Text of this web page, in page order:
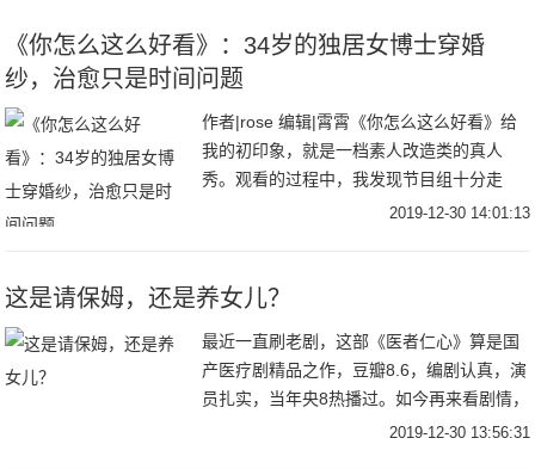
《你怎么这么好看》：34岁的独居女博士穿婚
纱，治愈只是时间问题
作者|rose 编辑|霄霄《你怎么这么好看》给
我的初印象，就是一档素人改造类的真人
秀。观看的过程中，我发现节目组十分走
心，不单纯是从外貌上的改变，还包括个人
2019-12-30 14:01:13
这是请保姆，还是养女儿？
最近一直刷老剧，这部《医者仁心》算是国
产医疗剧精品之作，豆瓣8.6，编剧认真，演
员扎实，当年央8热播过。如今再来看剧情，
依然很写实。今天分享些开心的话题，这部
2019-12-30 13:56:31